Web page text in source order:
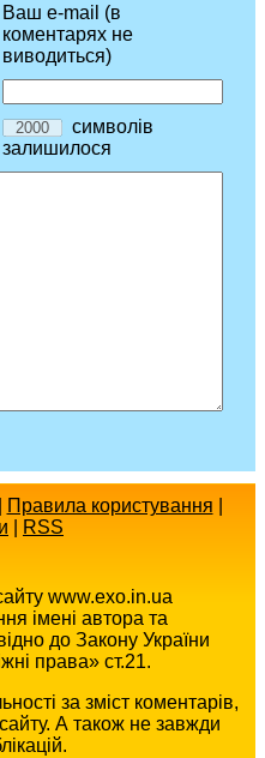
Ваш e-mail (в
коментарях не
виводиться)
символів
залишилося
Правила користування
RSS
www.exo.in.ua
імені автора та
до Закону України
права» ст.21.
за зміст коментарів,
А також не завжди